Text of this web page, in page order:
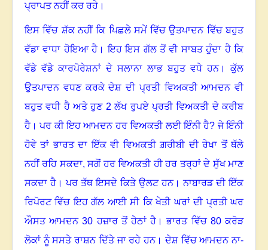
ਪ੍ਰਾਪਤ ਨਹੀਂ ਕਰ ਰਹੇ।
ਇਸ ਵਿੱਚ ਸ਼ੱਕ ਨਹੀਂ ਕਿ ਪਿਛਲੇ ਸਮੇਂ ਵਿੱਚ ਉਤਪਾਦਨ ਵਿੱਚ ਬਹੁਤ
ਵੱਡਾ ਵਾਧਾ ਹੋਇਆ ਹੈ। ਇਹ ਇਸ ਗੱਲ ਤੋਂ ਵੀ ਸਾਬਤ ਹੁੰਦਾ ਹੈ ਕਿ
ਵੱਡੇ ਵੱਡੇ ਕਾਰਪੋਰੇਸ਼ਨਾਂ ਦੇ ਸਲਾਨਾ ਲਾਭ ਬਹੁਤ ਵਧੇ ਹਨ। ਕੁੱਲ
ਉਤਪਾਦਨ ਵਧਣ ਕਰਕੇ ਦੇਸ਼ ਦੀ ਪ੍ਰਤੀ ਵਿਅਕਤੀ ਆਮਦਨ ਵੀ
ਬਹੁਤ ਵਧੀ ਹੈ ਅਤੇ ਹੁਣ 2 ਲੱਖ ਰੁਪਏ ਪ੍ਰਤੀ ਵਿਅਕਤੀ ਦੇ ਕਰੀਬ
ਹੈ । ਪਰ ਕੀ ਇਹ ਆਮਦਨ ਹਰ ਵਿਅਕਤੀ ਲਈ ਇੰਨੀ ਹੈ?ਜੇ ਇੰਨੀ
ਹੋਵੇ ਤਾਂ ਭਾਰਤ ਦਾ ਇੱਕ ਵੀ ਵਿਅਕਤੀ ਗ਼ਰੀਬੀ ਦੀ ਰੇਖਾ ਤੋਂ ਥੱਲੇ
ਨਹੀਂ ਰਹਿ ਸਕਦਾ, ਸਗੋਂ ਹਰ ਵਿਅਕਤੀ ਹੀ ਹਰ ਤਰ੍ਹਾਂ ਦੇ ਸੁੱਖ ਮਾਣ
ਸਕਦਾ ਹੈ । ਪਰ ਤੱਥ ਇਸਦੇ ਕਿਤੇ ਉਲਟ ਹਨ। ਨਾਬਾਰਡ ਦੀ ਇੱਕ
ਰਿਪੋਰਟ ਵਿੱਚ ਇਹ ਗੱਲ ਆਈ ਸੀ ਕਿ ਖੇਤੀ ਘਰਾਂ ਦੀ ਪ੍ਰਤੀ ਘਰ
ਔਸਤ ਆਮਦਨ30 ਹਜ਼ਾਰ ਤੋਂ ਹੇਠਾਂ ਹੈ। ਭਾਰਤ ਵਿੱਚ 80ਕਰੋੜ
ਲੋਕਾਂ ਨੂੰ ਸਸਤੇ ਰਾਸ਼ਨ ਦਿੱਤੇ ਜਾ ਰਹੇ ਹਨ। ਦੇਸ਼ ਵਿੱਚ ਆਮਦਨ ਨਾ-